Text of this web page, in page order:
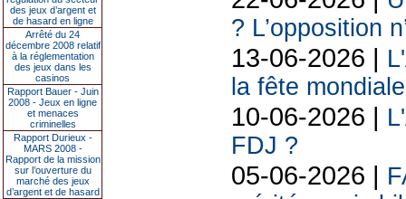
des jeux d’argent et
de hasard en ligne
Arrêté du 24
décembre 2008 relatif
à la réglementation
des jeux dans les
casinos
Rapport Bauer - Juin
2008 - Jeux en ligne
et menaces
criminelles
Rapport Durieux -
MARS 2008 -
Rapport de la mission
sur l’ouverture du
marché des jeux
d’argent et de hasard
? L’opposition
13-06-2026 |
la fête
10-06-2026 |
FDJ ?
05-06-2026 |